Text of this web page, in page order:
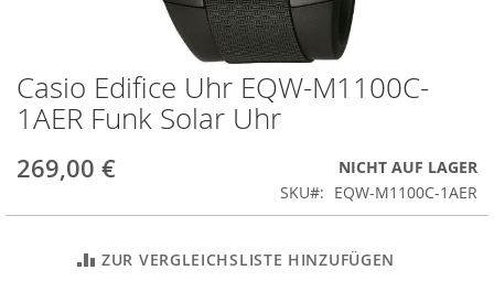
Zum
Anfang
der
springen
Casio Edifice Uhr EQW-M1100C-
1AER Funk Solar Uhr
269,00 €
NICHT AUF LAGER
SKU
EQW-M1100C-1AER
ZUR VERGLEICHSLISTE HINZUFÜGEN